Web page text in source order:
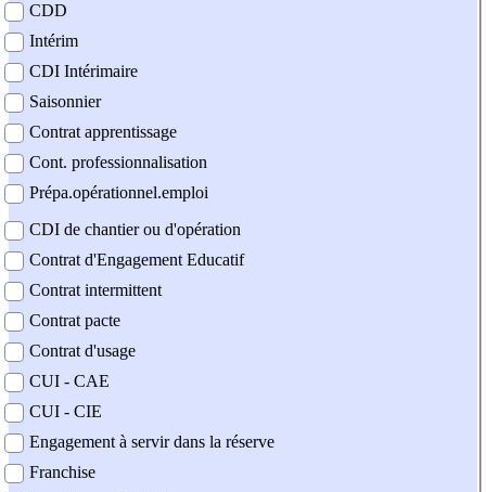
CDD
Intérim
CDI Intérimaire
Saisonnier
Contrat apprentissage
Cont. professionnalisation
Prépa.opérationnel.emploi
CDI de chantier ou d'opération
Contrat d'Engagement Educatif
Contrat intermittent
Contrat pacte
Contrat d'usage
CUI - CAE
CUI - CIE
Engagement à servir dans la réserve
Franchise